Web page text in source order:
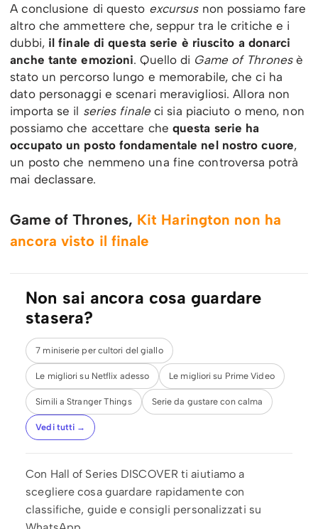
A conclusione di questo excursus non possiamo fare
altro che ammettere che, seppur tra le critiche e i
dubbi, il finale di questa serie è riuscito a donarci
anche tante emozioni. Quello di Game of Thronesè
stato un percorso lungo e memorabile, che ci ha
dato personaggi e scenari meravigliosi. Allora non
importa se il series finaleci sia piaciuto o meno, non
possiamo che accettare che questa serie ha
occupato un posto fondamentale nel nostro cuore,
un posto che nemmeno una fine controversa potrà
mai declassare.
Game of Thrones, Kit Harington non ha
ancora visto il finale
Non sai ancora cosa guardare
stasera?
7 miniserie per cultori del giallo
Le migliori su Netflix adesso Le migliori su Prime Video
Simili a Stranger Things Serie da gustare con calma
Vedi tutti →
Con Hall of Series DISCOVER ti aiutiamo a
scegliere cosa guardare rapidamente con
classifiche, guide e consigli personalizzati su